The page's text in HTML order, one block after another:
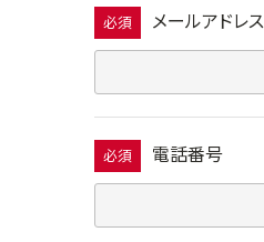
必須 メールアドレス
必須 電話番号